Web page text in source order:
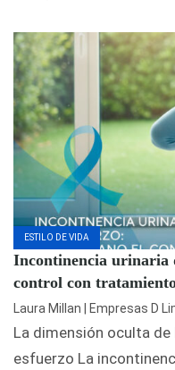
ESTILO DE VIDA
Incontinencia urinaria
control con
Laura Millan | Empresas D
La dimensión oculta
esfuerzo La